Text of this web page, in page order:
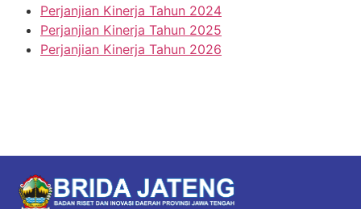
Perjanjian Kinerja Tahun 2024
Perjanjian Kinerja Tahun 2025
Perjanjian Kinerja Tahun 2026